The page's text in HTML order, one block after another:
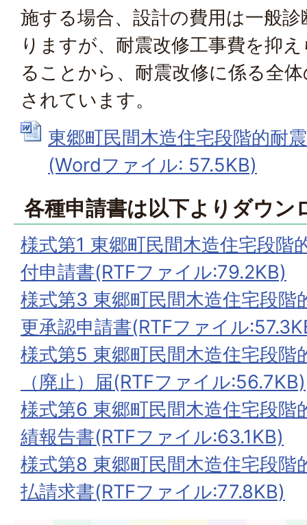
施する場合、設計の費用は一般
りますが、耐震改修工事費を抑
ることから、耐震改修に係る全
されています。
東郷町民間木造住宅段階的耐
(Wordファイル: 57.5KB)
各種申請書は以下よりダウン
様式第1 東郷町民間木造住宅段階
付申請書(RTFファイル:79.2KB)
様式第3 東郷町民間木造住宅段階
更承認申請書(RTFファイル
様式第5 東郷町民間木造住宅段階
（廃止）届(RTFファイル:56.7KB)
様式第6 東郷町民間木造住宅段階
績報告書(RTFファイル:63.1KB)
様式第8 東郷町民間木造住宅段階
払請求書(RTFファイル:77.8KB)